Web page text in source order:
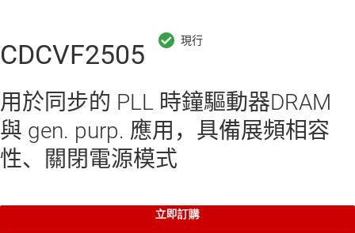
CDCVF2505
用於同步的 PLL 時鐘驅動器DRAM
與 gen. purp. 應用，具備展頻相容
性、關閉電源模式
立即訂購